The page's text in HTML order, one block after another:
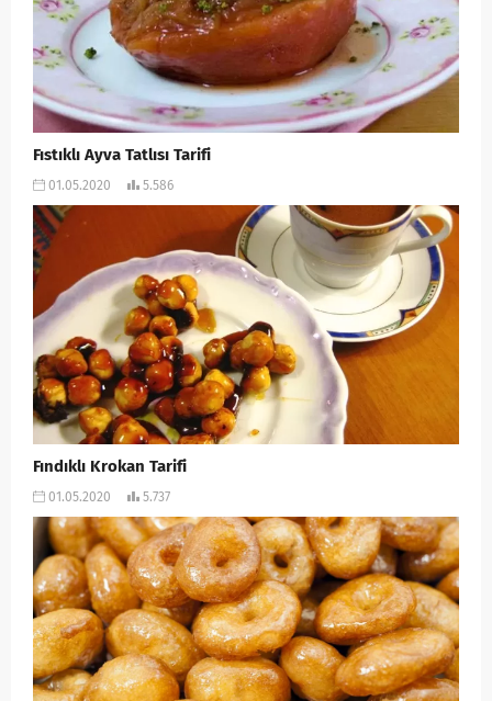
Fıstıklı Ayva Tatlısı Tarifi
01.05.2020 5.586
Fındıklı Krokan Tarifi
01.05.2020 5.737